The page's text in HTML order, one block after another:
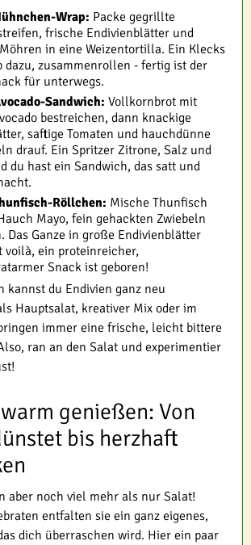
Wrap: Packe gegrillte
frische Endivienblätter und
in eine Weizentortilla. Ein Klecks
dazu, zusammenrollen - fertig ist der
für unterwegs.
Sandwich: Vollkornbrot mit
bestreichen, dann knackige
saftige Tomaten und hauchdünne
drauf. Ein Spritzer Zitrone, Salz und
du hast ein Sandwich, das satt und
Röllchen: Mische Thunfisch
Mayo, fein gehackten Zwiebeln
Das Ganze in große Endivienblätter
voilà, ein proteinreicher,
Snack ist geboren!
kannst du Endivien ganz neu
Hauptsalat, kreativer Mix oder im
immer eine frische, leicht bittere
ran an den Salat und experimentier
genießen: Von
bis herzhaft
aber noch viel mehr als nur Salat!
entfalten sie ein ganz eigenes,
dich überraschen wird. Hier ein paar